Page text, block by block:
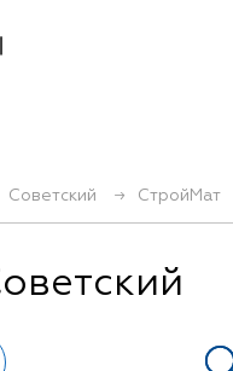
Советский СтройМат